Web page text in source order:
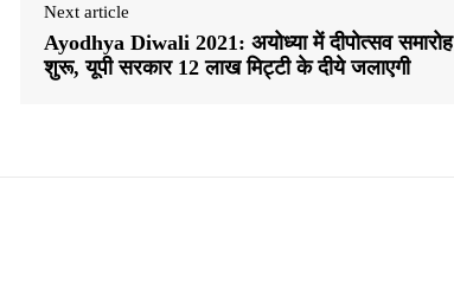
Next article
Ayodhya Diwali 2021: अयोध्या में दीपोत्सव समारोह
शुरू, यूपी सरकार 12 लाख मिट्टी के दीये जलाएगी